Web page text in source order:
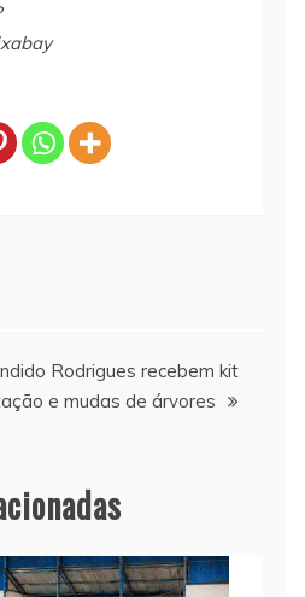
Rodrigues recebem kit
e mudas de árvores